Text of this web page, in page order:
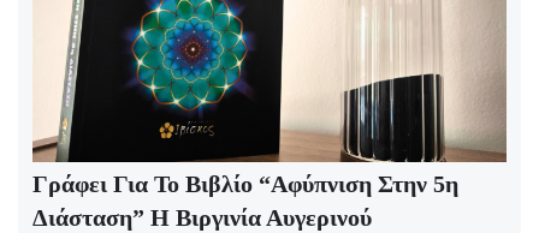
Γράφει Για Το Βιβλίο “Αφύπνιση Στην 5η
Διάσταση” Η Βιργινία Αυγερινού